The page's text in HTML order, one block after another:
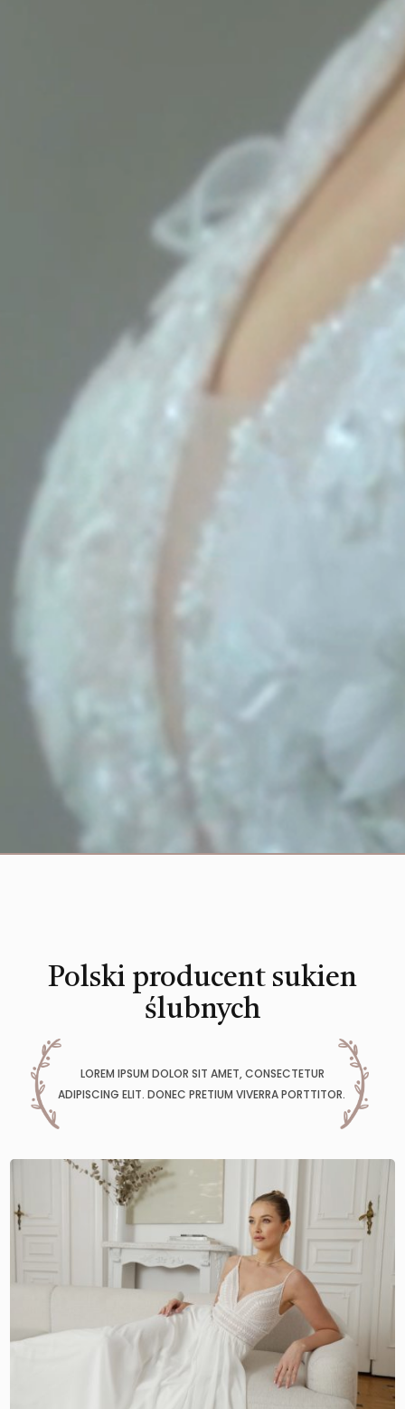
Polski producent sukien
ślubnych
LOREM IPSUM DOLOR SIT AMET, CONSECTETUR
ADIPISCING ELIT. DONEC PRETIUM VIVERRA PORTTITOR.